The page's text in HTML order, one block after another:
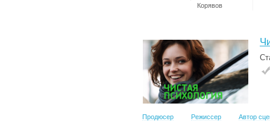
Корявов
Продюсер Режиссер Автор